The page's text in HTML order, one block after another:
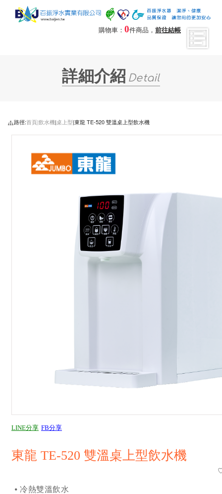
購物車： 0件商品， 前往結帳
詳細介紹 Detail
路徑:首頁|飲水機|桌上型|東龍 TE-520 雙溫桌上型飲水機
LINE分享 FB分享
東龍 TE-520 雙溫桌上型飲水機
⦁ 冷熱雙溫飲水